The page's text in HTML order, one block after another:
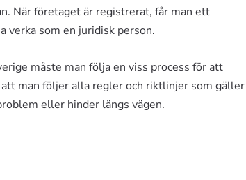
När företaget är registrerat, får man ett
verka som en juridisk person.
måste man följa en viss process för att
man följer alla regler och riktlinjer som gäller
eller hinder längs vägen.